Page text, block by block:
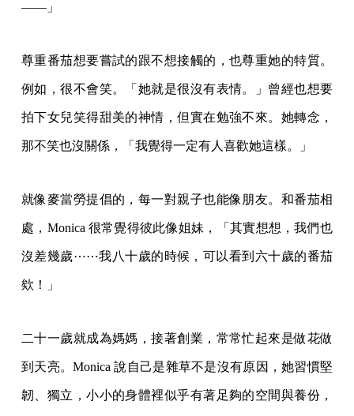
——」
尊重番茄想要嘗試的跟不想接觸的，也尊重她的特質。
例如，很不會笑。「她就是很沒有表情。」曾經也想要
拍下女兒笑得甜美的神情，但實在勉強不來。她轉念，
那不笑也沒關係，「我覺得一定有人喜歡她這樣。」
就像麥當勞提倡的，每一對親子也能像朋友。和番茄相
處，Monica 很常覺得彼此像姐妹，「其實想想，我們也
沒差幾歲⋯⋯我八十歲的時候，可以看到六十歲的番茄
欸！」
二十一歲就成為媽媽，接著創業，常常忙起來是做花做
到天亮。Monica 說自己是雜草不是沒有原因，她習慣堅
韌、獨立，小小的身體裡似乎有著足夠的空間與養份，